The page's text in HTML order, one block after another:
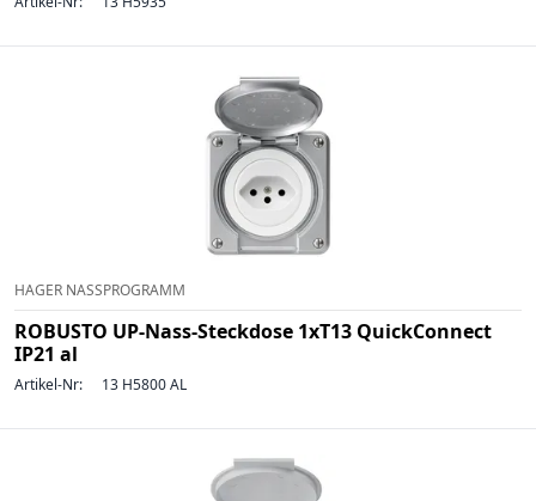
HAGER NASSPROGRAMM
ROBUSTO UP-Nass-Steckdose 1xT13 QuickConnect
IP21 al
Artikel-Nr: 13 H5800 AL